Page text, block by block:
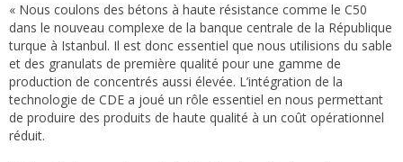
« Nous coulons des bétons à haute résistance comme le C50
dans le nouveau complexe de la banque centrale de la République
turque à Istanbul. Il est donc essentiel que nous utilisions du sable
et des granulats de première qualité pour une gamme de
production de concentrés aussi élevée. L’intégration de la
technologie de CDE a joué un rôle essentiel en nous permettant
de produire des produits de haute qualité à un coût opérationnel
réduit.